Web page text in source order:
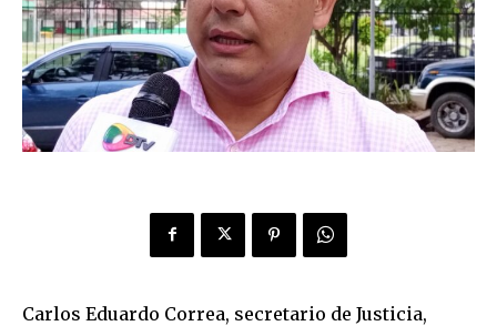
Carlos Eduardo Correa, secretario de Justicia,